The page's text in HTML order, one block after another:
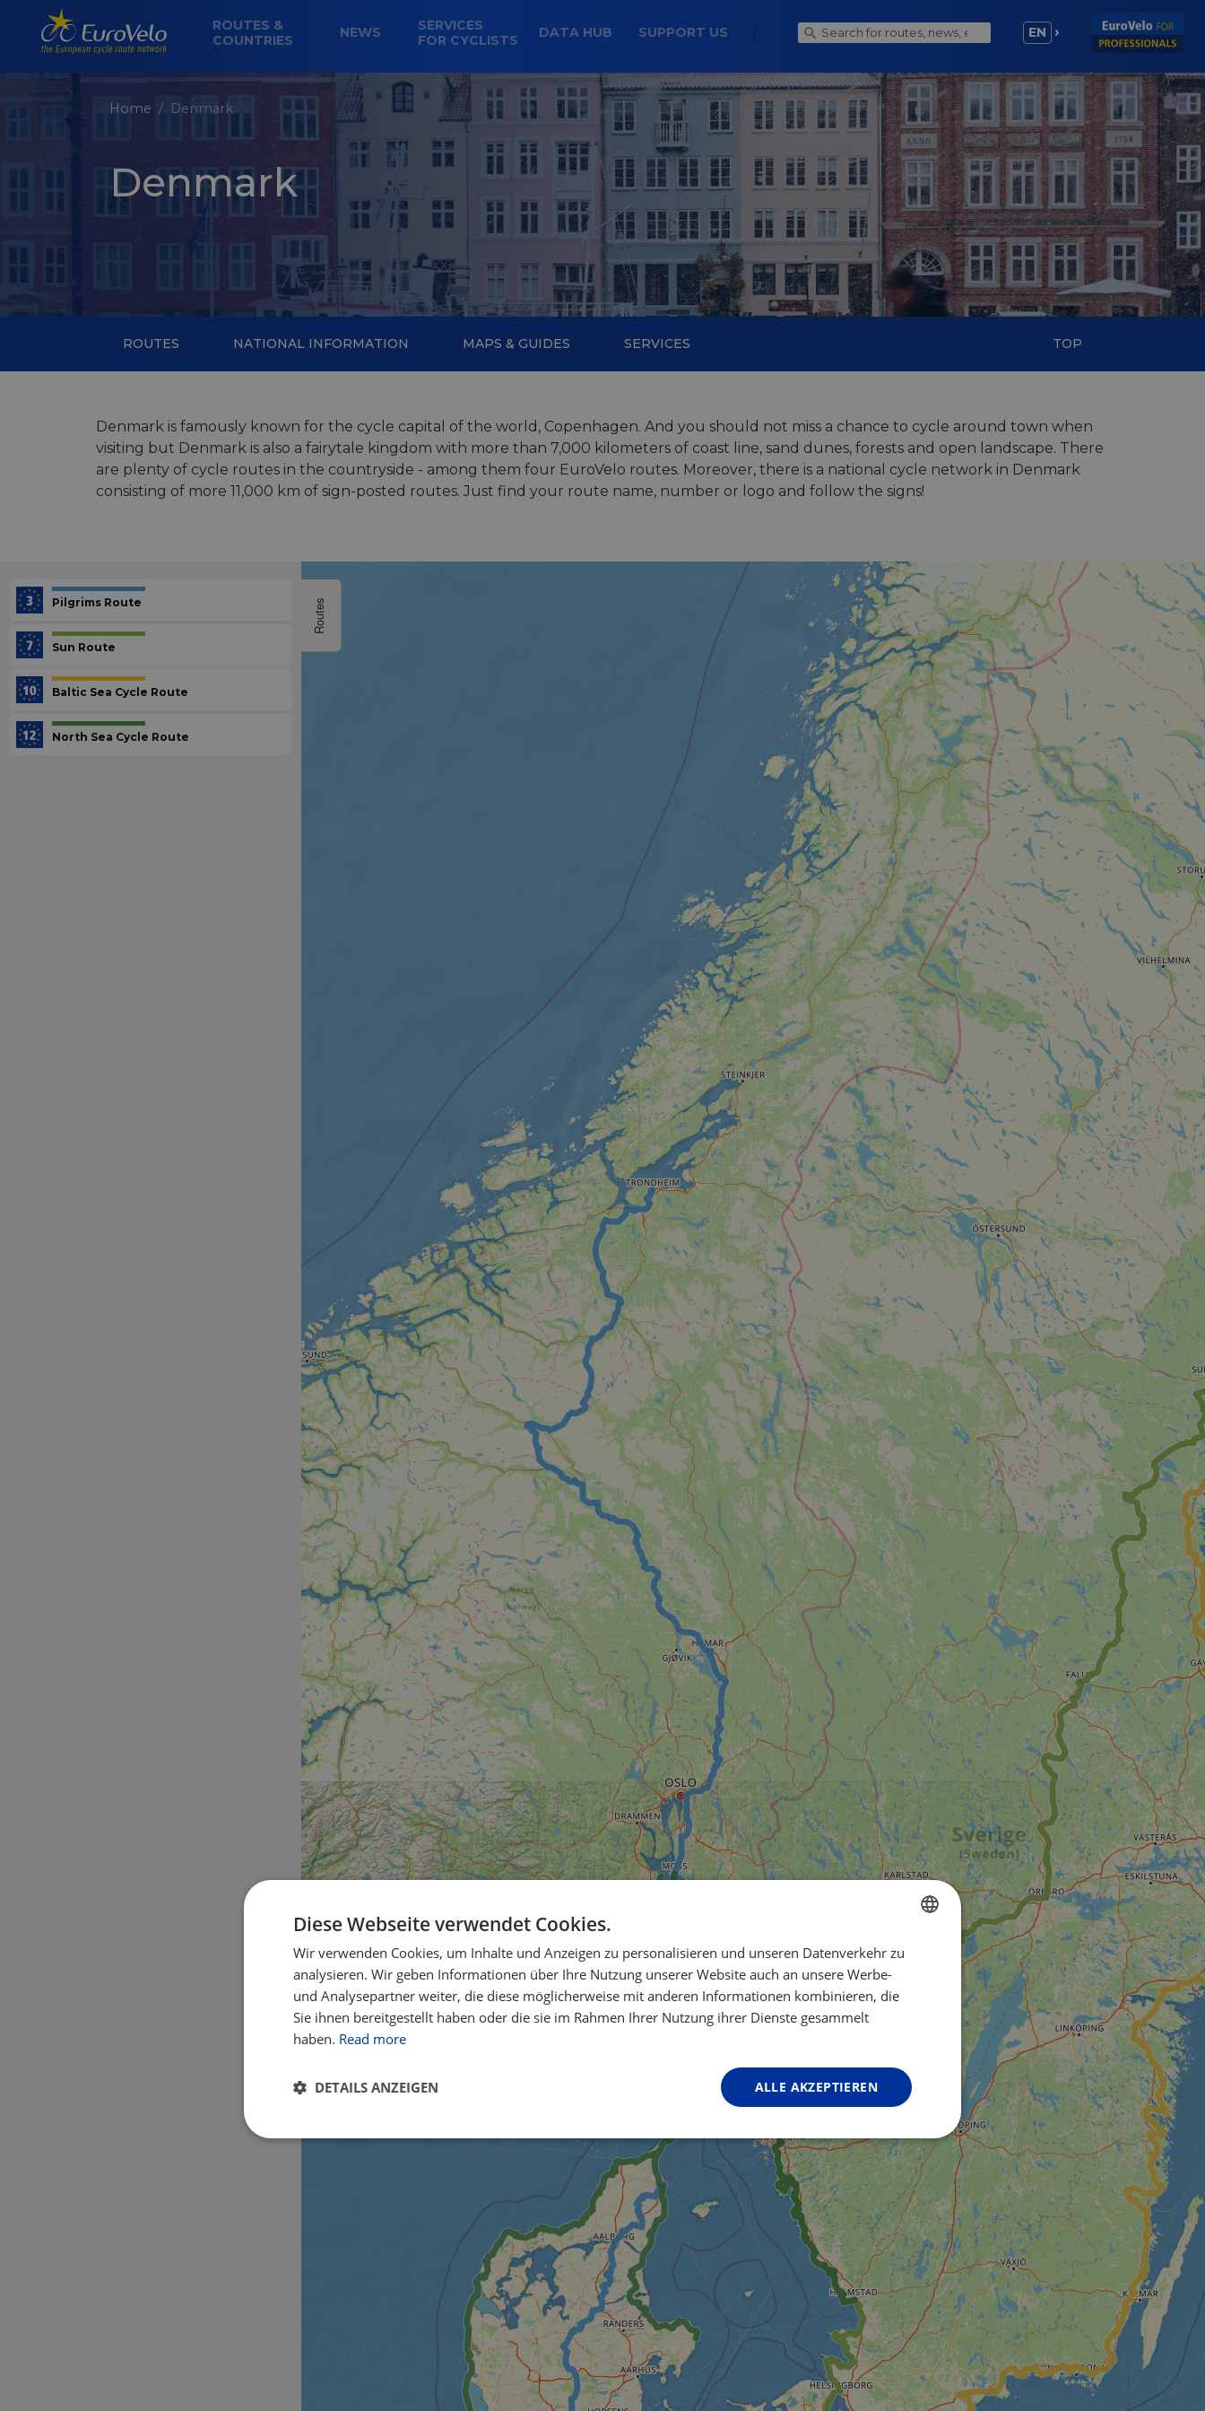
ROUTES &
COUNTRIES
NEWS
SERVICES
FOR CYCLISTS
DATA HUB SUPPORT US EN
Home Denmark
Denmark
ROUTES NATIONAL INFORMATION MAPS & GUIDES SERVICES TOP
Denmark is famously known for the cycle capital of the world, Copenhagen. And you should not miss a chance to cycle around town when
visiting but Denmark is also a fairytale kingdom with more than 7,000 kilometers of coast line, sand dunes, forests and open landscape. There
are plenty of cycle routes in the countryside - among them four EuroVelo routes. Moreover, there is a national cycle network in Denmark
consisting of more 11,000 km of sign-posted routes. Just find your route name, number or logo and follow the signs!
Pilgrims Route
Sun Route
Baltic Sea Cycle Route
North Sea Cycle Route
Routes
ENGLISH
FRENCH
Diese Webseite verwendet Cookies.
Wir verwenden Cookies, um Inhalte und Anzeigen zu personalisieren und unseren Datenverkehr zu
analysieren. Wir geben Informationen über Ihre Nutzung unserer Website auch an unsere Werbe-
und Analysepartner weiter, die diese möglicherweise mit anderen Informationen kombinieren, die
Sie ihnen bereitgestellt haben oder die sie im Rahmen Ihrer Nutzung ihrer Dienste gesammelt
haben. Read more
ALLE AKZEPTIEREN
DETAILS ANZEIGEN
Unbedingt
Performance Targeting Funktionalität Unklassifizierte
Unbedingt erforderlich Performance Targeting Funktionalität Unklassifizierte
Unbedingt erforderliche Cookies ermöglichen wesentliche Kernfunktionen der Website wie die Benutzeranmeldung und die
Kontoverwaltung. Ohne die unbedingt erforderlichen Cookies kann die Website nicht ordnungsgemäß verwendet werden.
Anbieter / Domäne Ablaufdatum
Beschreibung
.instagram.com
1 Jahr 1
Monat
This cookie is associated with the Django web development
platform for Python. It is designed to help protect a site
against at particular type of software attack on web forms.